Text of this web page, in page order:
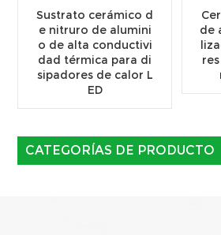
Sustrato cerámico d
e nitruro de alumini
o de alta conductivi
dad térmica para di
sipadores de calor L
ED
de
CATEGORÍAS DE PRODUCTO